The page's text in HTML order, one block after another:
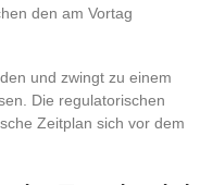
den am Vortag
und zwingt zu einem
Die regulatorischen
Zeitplan sich vor dem